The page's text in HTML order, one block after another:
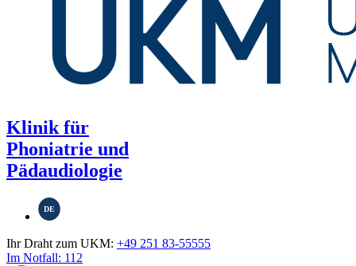
Klinik für
Phoniatrie und
Pädaudiologie
DE
Ihr Draht zum UKM: +49 251 83-55555
Im Notfall: 112